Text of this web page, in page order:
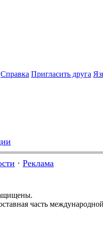
Справка Пригласить друга
· Реклама
часть